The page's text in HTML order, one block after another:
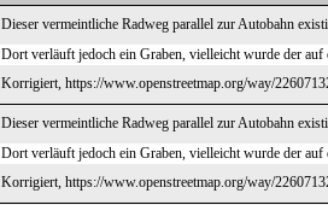
Dieser vermeintliche Radweg parallel zur Autobahn
Dort verläuft jedoch ein Graben, vielleicht wurde der
Korrigiert, https://www.openstreetmap.org/way/
Dieser vermeintliche Radweg parallel zur Autobahn
Dort verläuft jedoch ein Graben, vielleicht wurde der
Korrigiert, https://www.openstreetmap.org/way/